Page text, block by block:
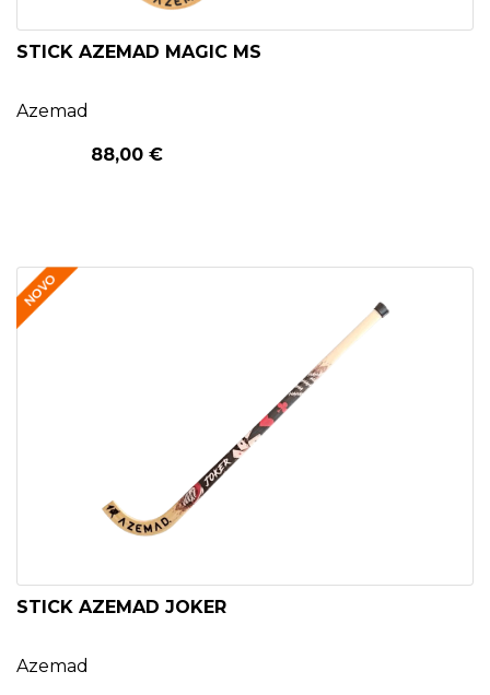
STICK AZEMAD MAGIC MS
Azemad
88,00 €
STICK AZEMAD JOKER
Azemad